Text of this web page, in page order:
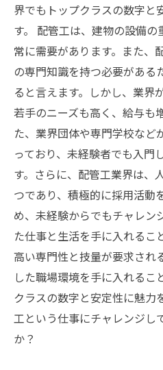
界でもトップクラスの数字と
す。 配管工は、建物の設備の
常に需要があります。また、
の専門知識を持つ必要がある
ると言えます。しかし、業界
若手のニーズも高く、給与も
た、業界団体や専門学校など
っており、未経験者でも入門
す。さらに、配管工業界は、
つであり、積極的に採用活動
め、未経験からでもチャレン
た仕事と生活を手に入れるこ
高い専門性と技量が要求され
した職場環境を手に入れるこ
クラスの数字と安定性に魅力
工という仕事にチャレンジし
か？